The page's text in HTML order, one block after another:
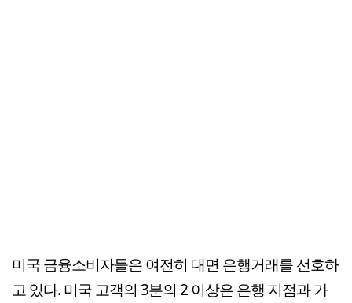
미국 금융소비자들은 여전히 대면 은행거래를 선호하
고 있다. 미국 고객의 3분의 2 이상은 은행 지점과 가